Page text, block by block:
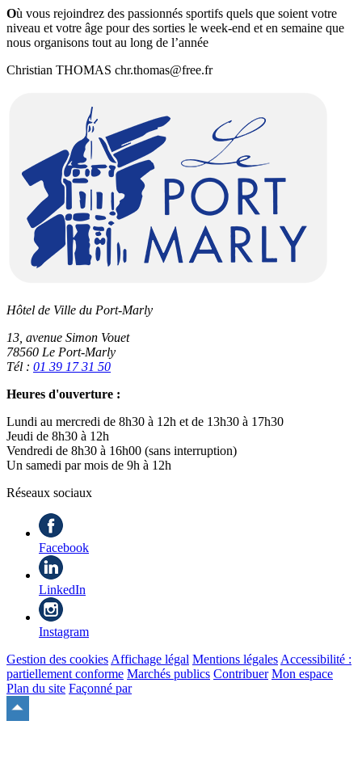
Où vous rejoindrez des passionnés sportifs quels que soient votre
niveau et votre âge pour des sorties le week-end et en semaine que
nous organisons tout au long de l’année
Christian THOMAS chr.thomas@free.fr
Hôtel de Ville du Port-Marly
13, avenue Simon Vouet
78560 Le Port-Marly
Tél : 01 39 17 31 50
Heures d'ouverture :
Lundi au mercredi de 8h30 à 12h et de 13h30 à 17h30
Jeudi de 8h30 à 12h
Vendredi de 8h30 à 16h00 (sans interruption)
Un samedi par mois de 9h à 12h
Réseaux sociaux
Facebook
LinkedIn
Instagram
Gestion des cookies Affichage légal Mentions légales Accessibilité :
partiellement conforme Marchés publics Contribuer Mon espace
Plan du site Façonné par